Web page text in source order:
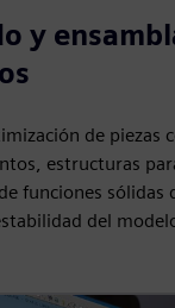
y
de piezas
estructuras
funciones sólidas
del